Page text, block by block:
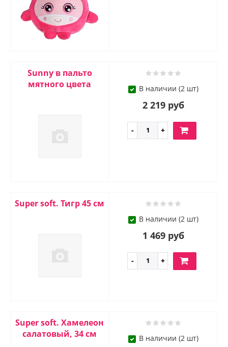
Sunny в пальто
мятного цвета
В наличии (2 шт)
2 219 руб
Super soft. Тигр 45 см
В наличии (2 шт)
1 469 руб
Super soft. Хамелеон
салатовый, 34 см
В наличии (2 шт)